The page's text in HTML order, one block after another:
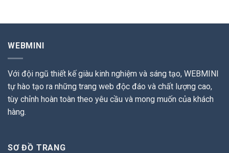
WEBMINI
Với đội ngũ thiết kế giàu kinh nghiệm và sáng tạo, WEBMINI
tự hào tạo ra những trang web độc đáo và chất lượng cao,
tùy chỉnh hoàn toàn theo yêu cầu và mong muốn của khách
hàng.
SƠ ĐỒ TRANG